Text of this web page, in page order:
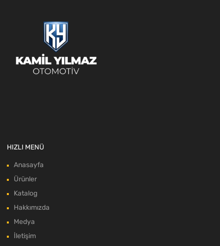
HIZLI MENÜ
Anasayfa
Ürünler
Katalog
Hakkımızda
Medya
İletişim